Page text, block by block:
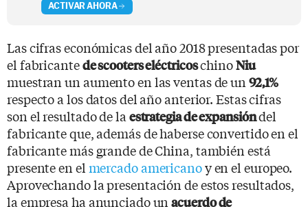
ACTIVAR AHORA
Las cifras económicas del año 2018 presentadas por
el fabricantede scooters eléctricoschinoNiu
muestran un aumento en las ventas de un 92,1%
respecto a los datos del año anterior. Estas cifras
son el resultado de la estrategia de expansióndel
fabricante que, además de haberse convertido en el
fabricante más grande de China, también está
presente en el mercado americanoy en el europeo.
Aprovechando la presentación de estos resultados,
la empresa ha anunciado unacuerdo de